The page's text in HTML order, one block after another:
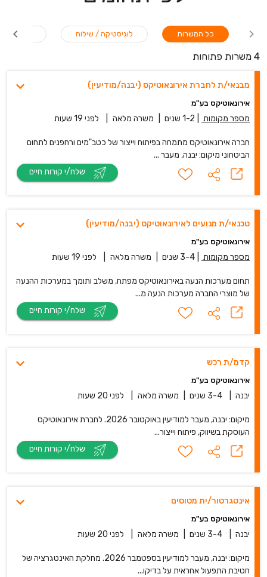
תעשיה / לוגיסטיקה / שילוח כל המשרות
4 משרות פתוחות
מבנאי/ת לחברת אירונאוטיקס (יבנה/מודיעין)
אירונאוטיקס בע"מ
מספר מקומות 1-2 שנים משרה מלאה לפני 19 שעות
חברה אירונאוטיקס מתמחה בפיתוח וייצור של כטב"מים ורחפנים לתחום
הביטחוני מיקום: יבנה, מעבר ...
טכנאי/ת מנועים לאירונאוטיקס (יבנה/מודיעין)
אירונאוטיקס בע"מ
מספר מקומות 3-4 שנים משרה מלאה לפני 19 שעות
תחום מערכות הנעה באירונאוטיקס מפתח, משלב ותומך במערכות ההנעה
של מוצרי החברה מערכות הנעה מ...
קדמ/ת רכש
אירונאוטיקס בע"מ
יבנה 3-4 שנים משרה מלאה לפני 20 שעות
מיקום: יבנה, מעבר למודיעין באוקטובר 2026. לחברת אירונאוטיקס
העוסקת בשיווק, פיתוח וייצור...
אינטגרטור/ית מטוסים
אירונאוטיקס בע"מ
יבנה 3-4 שנים משרה מלאה לפני 20 שעות
מיקום: יבנה, מעבר למודיעין בספטמבר 2026. מחלקת האינטגרציה של
חטיבת התפעול אחראית על בדיקו...